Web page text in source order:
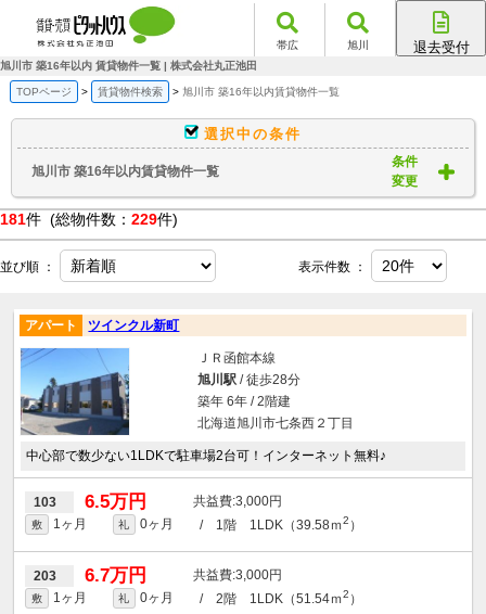
帯広 旭川 退去受付
旭川市 築16年以内 賃貸物件一覧 | 株式会社丸正池田
TOPページ 賃貸物件検索 旭川市 築16年以内賃貸物件一覧
選択中の条件
旭川市 築16年以内賃貸物件一覧
条件
変更
181件 (総物件数： 229件)
並び順 ： 表示件数 ：
アパート ツインクル新町
ＪＲ函館本線
旭川駅/ 徒歩28分
築年 6年 / 2階建
北海道旭川市七条西２丁目
中心部で数少ない1LDKで駐車場2台可！インターネット無料♪
103 6.5万円 3,000円
敷 1ヶ月 礼 0ヶ月 / 1階 1LDK（39.58ｍ2 ）
203 6.7万円 3,000円
敷 1ヶ月 礼 0ヶ月 / 2階 1LDK（51.54ｍ2 ）